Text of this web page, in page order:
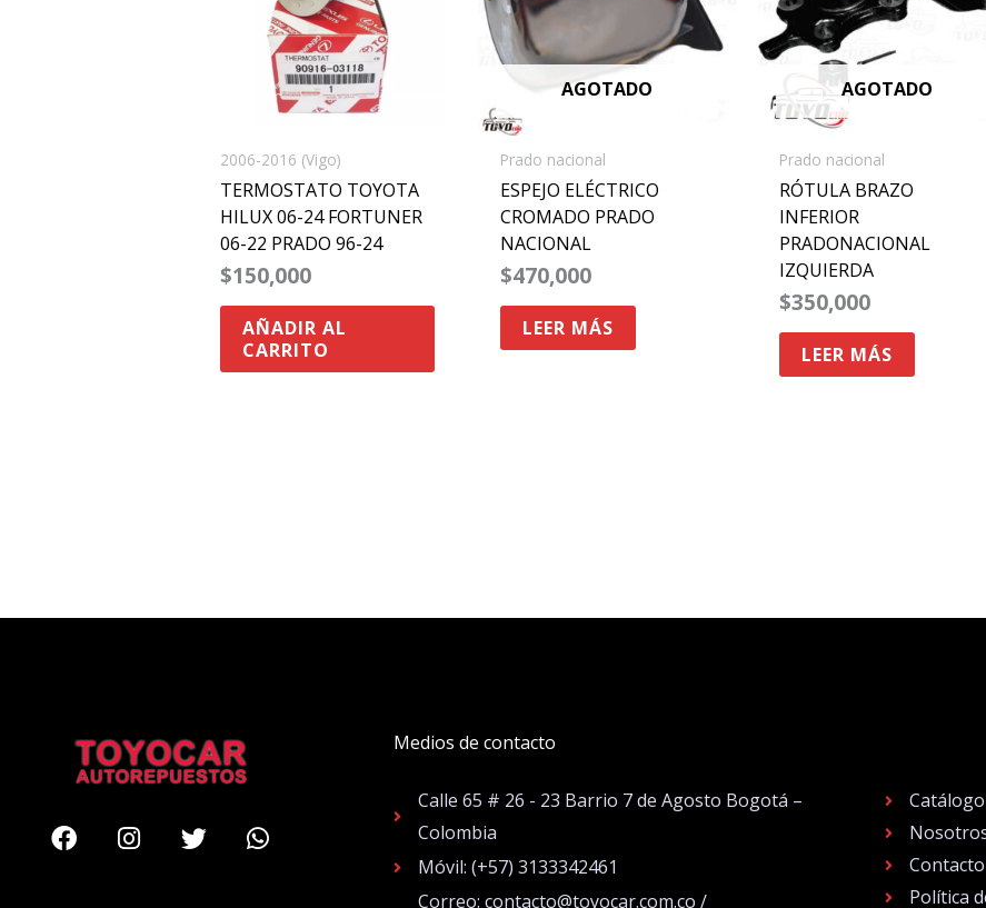
2006-2016 (Vigo)
TERMOSTATO TOYOTA
HILUX 06-24 FORTUNER
06-22 PRADO 96-24
$150,000
AÑADIR AL
CARRITO
AGOTADO
Prado nacional
ESPEJO ELÉCTRICO
CROMADO PRADO
NACIONAL
$470,000
LEER MÁS
AGOTADO
Prado nacional
RÓTULA BRAZO
INFERIOR
PRADONACIONAL
IZQUIERDA
$350,000
LEER MÁS
FacebookInstagram
TwitterWhatsapp
Medios de contacto
Calle 65 # 26 - 23 Barrio 7 de Agosto Bogotá –
Colombia
Móvil: (+57) 3133342461
Correo: contacto@toyocar.com.co /
Catálogo
Contacto
Política